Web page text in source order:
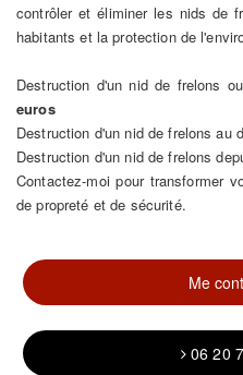
contrôler et éliminer les nids de
habitants et la protection de
Destruction d'un nid de frelons
euros
Destruction d'un nid de frelons au
Destruction d'un nid de frelons
Contactez-moi pour transformer
de propreté et de sécurité.
Me
06 20